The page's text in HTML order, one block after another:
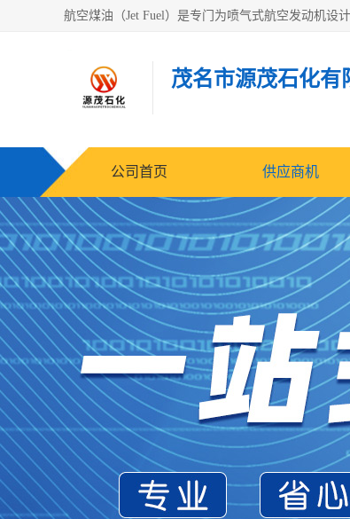
茂名市源茂石化有
公司首页 供应商机